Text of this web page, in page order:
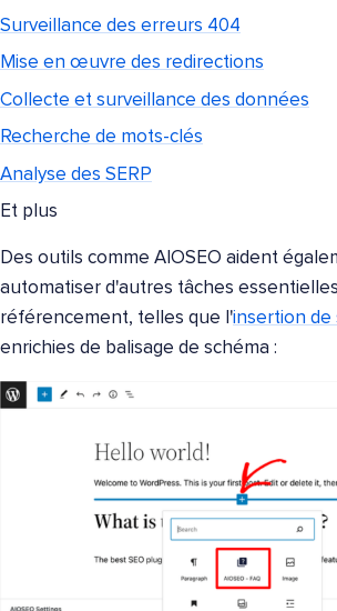
Surveillance des erreurs 404
Mise en œuvre des redirections
Collecte et surveillance des données
Recherche de mots-clés
Analyse des SERP
Et plus
Des outils comme AIOSEO aident
automatiser d'autres tâches
référencement, telles que l'insertion de
enrichies de balisage de schéma :